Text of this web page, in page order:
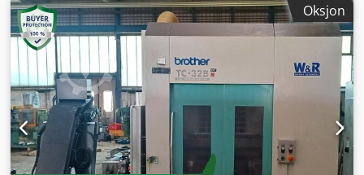
Oksjon